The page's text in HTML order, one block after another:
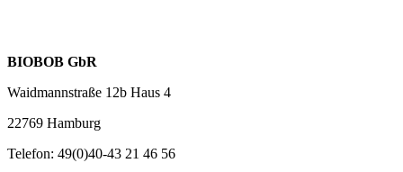
BIOBOB GbR
Waidmannstraße 12b Haus 4
22769 Hamburg
Telefon: 49(0)40-43 21 46 56